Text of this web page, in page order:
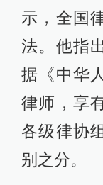
示，全国
法。他指
据《中华
律师，享
各级律协
别之分。